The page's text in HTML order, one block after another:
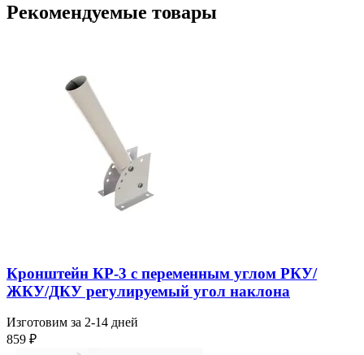
Рекомендуемые товары
Кронштейн КР-3 с переменным углом РКУ/
ЖКУ/ДКУ регулируемый угол наклона
Изготовим за 2-14 дней
859 ₽